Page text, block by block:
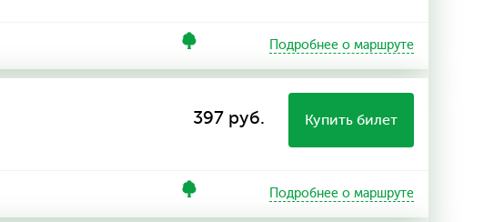
Подробнее о маршруте
397 руб. Купить билет
Подробнее о маршруте